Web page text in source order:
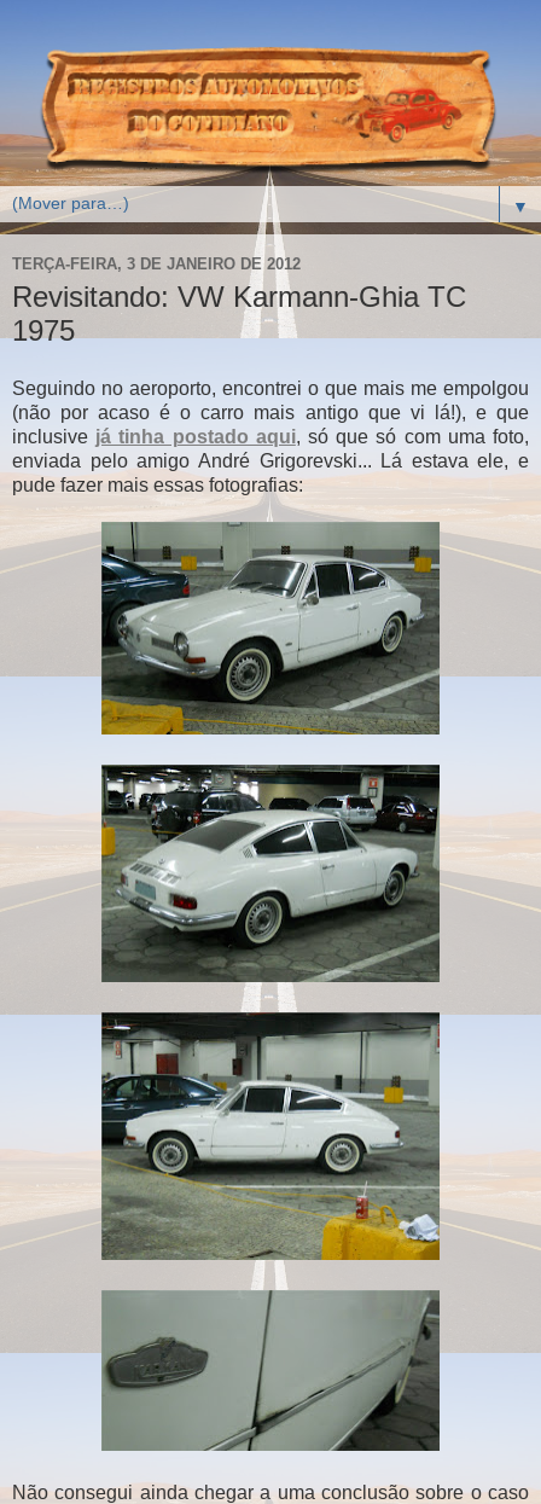
▼
TERÇA-FEIRA, 3 DE JANEIRO DE 2012
Revisitando: VW Karmann-Ghia TC
1975
Seguindo no aeroporto, encontrei o que mais me empolgou
(não por acaso é o carro mais antigo que vi lá!), e que
inclusive já tinha postado aqui, só que só com uma foto,
enviada pelo amigo André Grigorevski... Lá estava ele, e
pude fazer mais essas fotografias:
Não consegui ainda chegar a uma conclusão sobre o caso